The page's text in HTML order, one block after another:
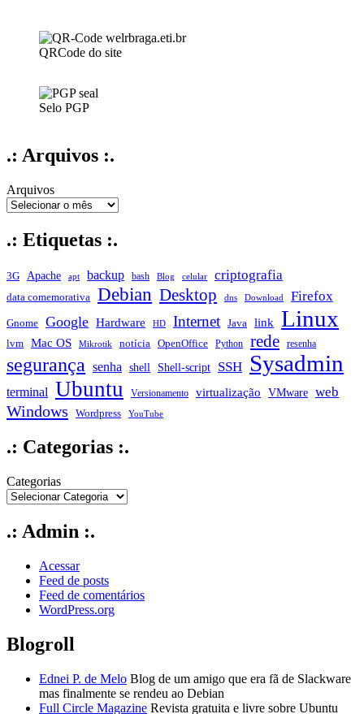
QRCode do site
Selo PGP
.: Arquivos :.
Arquivos
.: Etiquetas :.
3G Apache apt backup bash Blog celular criptografia
data comemorativa Debian Desktop dns Download Firefox
Gnome Google Hardware HD Internet Java link Linux
lvm Mac OS Mikrotik notícia OpenOffice Python rede resenha
segurança senha shell Shell-script SSH Sysadmin
terminal Ubuntu Versionamento virtualização VMware web
Windows Wordpress YouTube
.: Categorias :.
Categorias
.: Admin :.
Acessar
Feed de posts
Feed de comentários
WordPress.org
Blogroll
Ednei P. de Melo Blog de um amigo que era fã de Slackware
mas finalmente se rendeu ao Debian
Full Circle Magazine Revista gratuita e livre sobre Ubuntu